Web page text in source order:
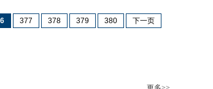
377 378 379 380 下一页